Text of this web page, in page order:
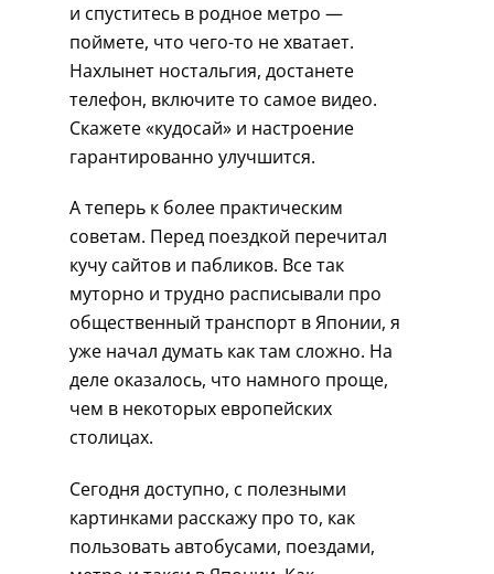
и спуститесь в родное метро —
поймете, что чего-то не хватает.
Нахлынет ностальгия, достанете
телефон, включите то самое видео.
Скажете «кудосай» и настроение
гарантированно улучшится.
А теперь к более практическим
советам. Перед поездкой перечитал
кучу сайтов и пабликов. Все так
муторно и трудно расписывали про
общественный транспорт в Японии, я
уже начал думать как там сложно. На
деле оказалось, что намного проще,
чем в некоторых европейских
столицах.
Сегодня доступно, с полезными
картинками расскажу про то, как
пользовать автобусами, поездами,